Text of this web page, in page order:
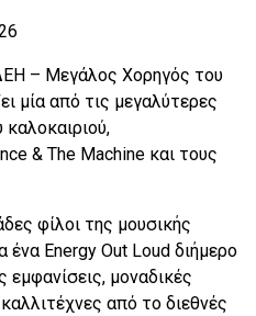
– Μεγάλος Χορηγός του
μία από τις μεγαλύτερες
& The Machine και τους
φίλοι της μουσικής
ένα Energy Out Loud διήμερο
μοναδικές
από το διεθνές